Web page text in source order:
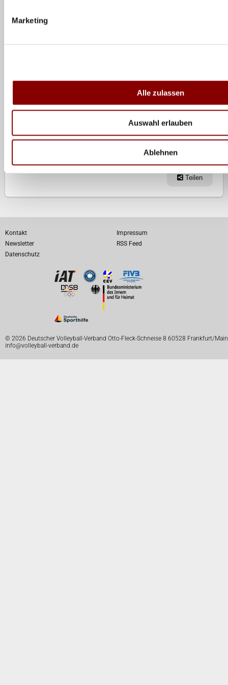
Marketing
Alle zulassen
Auswahl erlauben
Ablehnen
Cup, eine zweite Qualifikationsmöglichkeit, gehen
Das aktuelle (interne) Olympia-Ranking vor Fortaleza
FIVB Olympia-Rangliste Frauen
Das Frauen-Turnier in Sotchi
Teilen
Kontakt
Impressum
Newsletter
RSS Feed
Datenschutz
© 2026 Deutscher Volleyball-Verband Otto-Fleck-Schneise 8 60528 Frankfurt/Main
info@volleyball-verband.de